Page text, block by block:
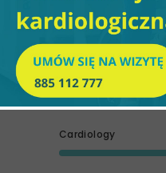
minim veniam, quis
ullamcorper
ex ea commodo
eum iriure dolor in
Cardiology